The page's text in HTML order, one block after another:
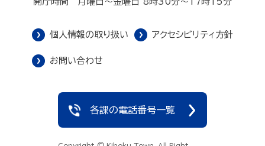
個人情報の取り扱い アクセシビリティ方針
お問い合わせ
各課の電話番号一覧